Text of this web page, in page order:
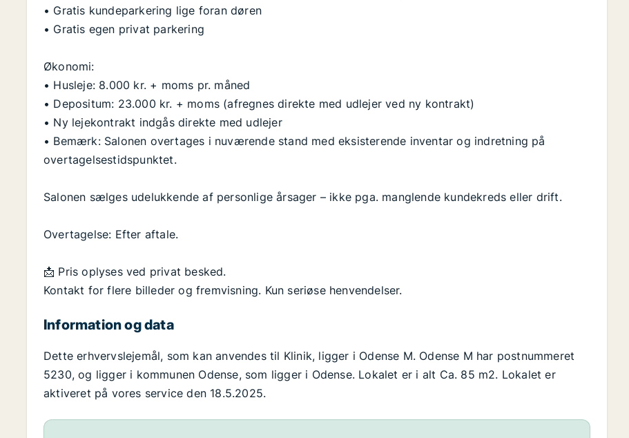
• Gratis kundeparkering lige foran døren
• Gratis egen privat parkering
Økonomi:
• Husleje: 8.000 kr. + moms pr. måned
• Depositum: 23.000 kr. + moms (afregnes direkte med udlejer ved ny kontrakt)
• Ny lejekontrakt indgås direkte med udlejer
• Bemærk: Salonen overtages i nuværende stand med eksisterende inventar og indretning på
overtagelsestidspunktet.
Salonen sælges udelukkende af personlige årsager – ikke pga. manglende kundekreds eller drift.
Overtagelse: Efter aftale.
📩 Pris oplyses ved privat besked.
Kontakt for flere billeder og fremvisning. Kun seriøse henvendelser.
Information og data
Dette erhvervslejemål, som kan anvendes til Klinik, ligger i Odense M. Odense M har postnummeret
5230, og ligger i kommunen Odense, som ligger i Odense. Lokalet er i alt Ca. 85 m2. Lokalet er
aktiveret på vores service den 18.5.2025.